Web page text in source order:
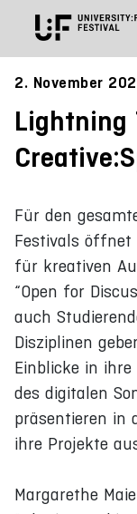
2. November
Lightning
Für den
Festivals öffnet
für kreativen
“Open for
auch
Disziplinen
Einblicke in ihre
des digitalen
präsentieren in
ihre Projekte
Margarethe